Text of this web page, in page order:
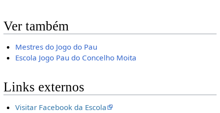
Ver também
Mestres do Jogo do Pau
Escola Jogo Pau do Concelho Moita
Links externos
Visitar Facebook da Escola